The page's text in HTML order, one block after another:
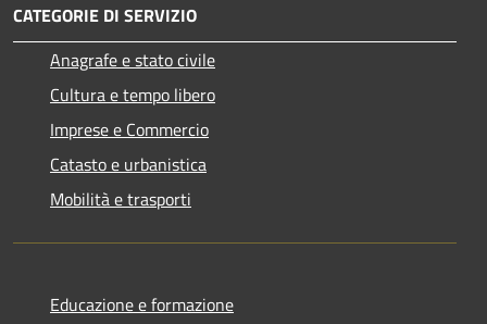
CATEGORIE DI SERVIZIO
Anagrafe e stato civile
Cultura e tempo libero
Imprese e Commercio
Catasto e urbanistica
Mobilità e trasporti
Educazione e formazione